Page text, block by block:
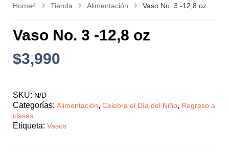
Home4 Tienda Alimentación Vaso No. 3 -12,8 oz
Vaso No. 3 -12,8 oz
$3,990
SKU: N/D
Categorías: Alimentación, Celebra el Día del Niño, Regreso a
clases
Etiqueta: Vasos